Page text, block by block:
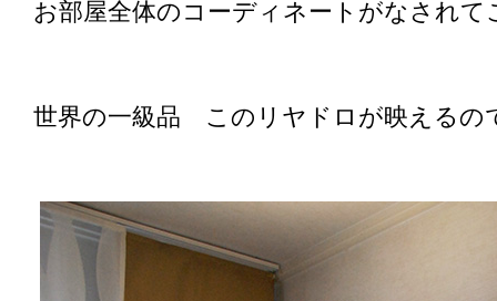
お部屋全体のコーディネートがなされて
世界の一級品 このリヤドロが映える